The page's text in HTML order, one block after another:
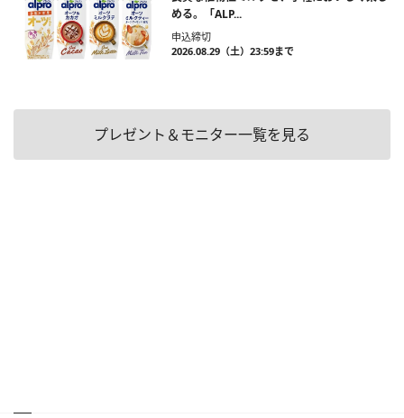
める。「ALP...
申込締切
2026.08.29（土）23:59まで
プレゼント＆モニター一覧を見る